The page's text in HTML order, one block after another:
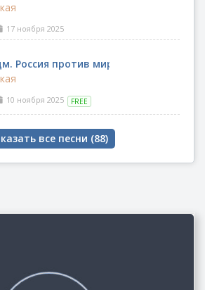
17 ноября 2025
Россия против мирового Зла!
10 ноября 2025 FREE
все песни (88)